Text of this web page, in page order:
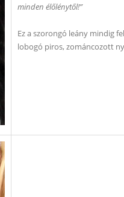
minden élőlénytől!”
Ez a szorongó leány mindig
lobogó piros, zománcozott